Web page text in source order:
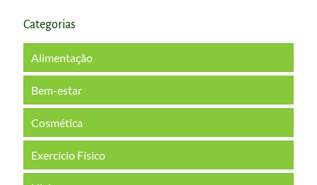
Categorias
Alimentação
Bem-estar
Cosmética
Exercício Físico